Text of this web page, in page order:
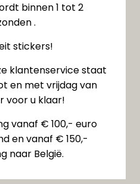
binnen 1 tot 2
.
stickers!
klantenservice staat
en met vrijdag van
voor u klaar!
vanaf € 100,- euro
en vanaf € 150,-
naar België.